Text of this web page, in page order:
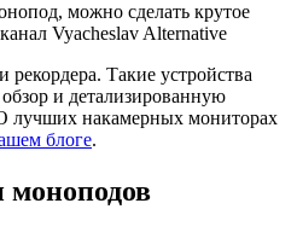
можно сделать крутое
Vyacheslav Alternative
Такие устройства
и детализированную
лучших накамерных мониторах
блоге.
моноподов